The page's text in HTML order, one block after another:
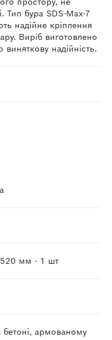
Тип бура SDS-Max-7
надійне кріплення
Виріб виготовлено
надійність.
мм - 1 шт
бетоні, армованому